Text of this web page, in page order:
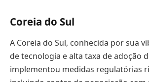
Coreia do Sul
A Coreia do Sul, conhecida por sua
de tecnologia e alta taxa de adoção
implementou medidas regulatórias